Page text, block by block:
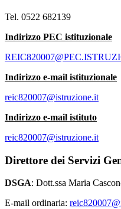
Tel. 0522 682139
Indirizzo PEC istituzionale
Indirizzo e-mail istituzionale
reic820007@istruzione.it
Indirizzo e-mail istituto
reic820007@istruzione.it
Direttore dei Servizi
DSGA: Dott.ssa Maria
E-mail ordinaria: